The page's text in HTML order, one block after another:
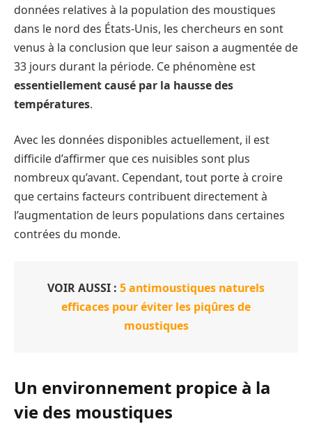
données relatives à la population des moustiques
dans le nord des États-Unis, les chercheurs en sont
venus à la conclusion que leur saison a augmentée de
33 jours durant la période. Ce phénomène est
essentiellement causé par la hausse des
températures.
Avec les données disponibles actuellement, il est
difficile d’affirmer que ces nuisibles sont plus
nombreux qu’avant. Cependant, tout porte à croire
que certains facteurs contribuent directement à
l’augmentation de leurs populations dans certaines
contrées du monde.
VOIR AUSSI : 5 antimoustiques naturels
efficaces pour éviter les piqûres de
moustiques
Un environnement propice à la
vie des moustiques